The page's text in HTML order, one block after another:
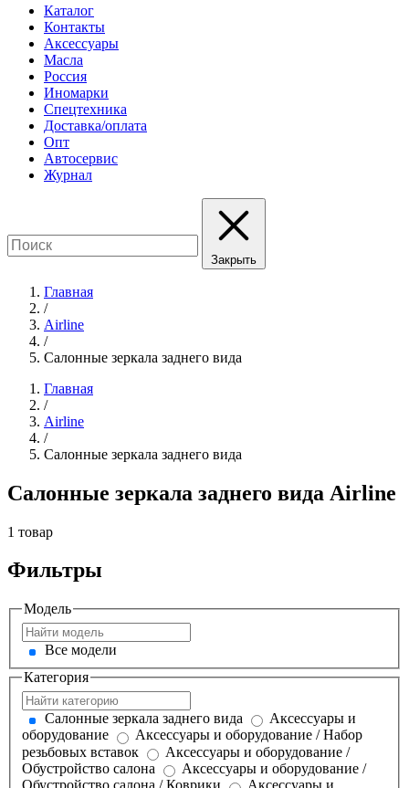
Каталог
Контакты
Аксессуары
Масла
Россия
Иномарки
Спецтехника
Доставка/оплата
Опт
Автосервис
Журнал
Закрыть
Главная
/
Airline
/
Салонные зеркала заднего вида
Главная
/
Airline
/
Салонные зеркала заднего вида
Салонные зеркала заднего вида Airline
1 товар
Фильтры
Модель
Все модели
Категория
Салонные зеркала заднего вида
Аксессуары и
оборудование
Аксессуары и оборудование / Набор
резьбовых вставок
Аксессуары и оборудование /
Обустройство салона
Аксессуары и оборудование /